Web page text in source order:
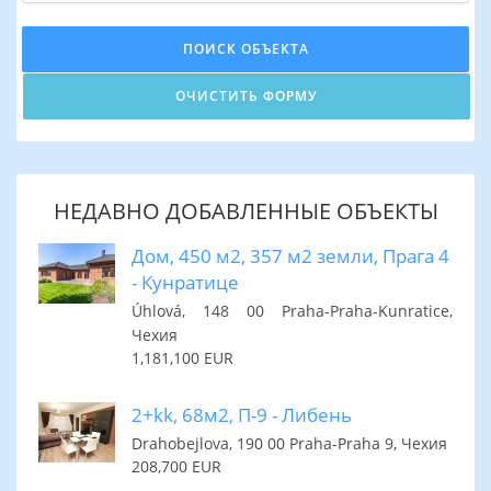
НЕДАВНО ДОБАВЛЕННЫЕ ОБЪЕКТЫ
Дом, 450 м2, 357 м2 земли, Прага 4
- Кунратице
Úhlová, 148 00 Praha-Praha-Kunratice,
Чехия
1,181,100 EUR
2+kk, 68м2, П-9 - Либень
Drahobejlova, 190 00 Praha-Praha 9, Чехия
208,700 EUR